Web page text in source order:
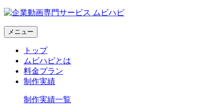
メニュー
トップ
ムビハピとは
料金プラン
制作実績
制作実績一覧